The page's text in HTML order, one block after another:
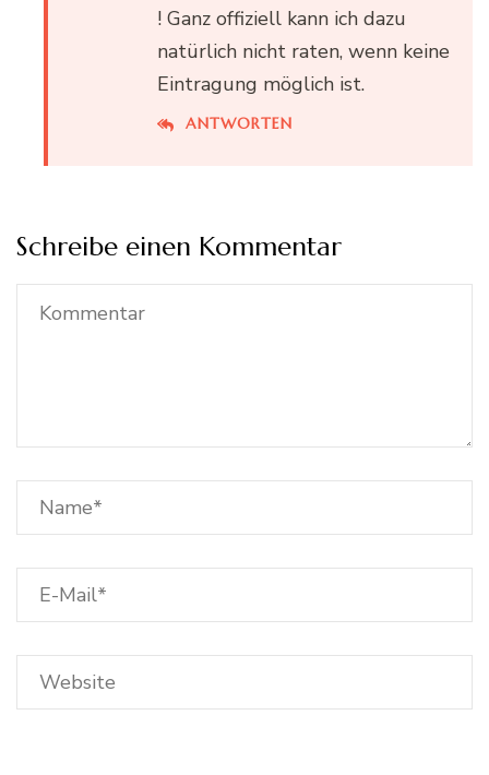
ANTWORTEN
! Ganz offiziell kann ich dazu
natürlich nicht raten, wenn keine
Eintragung möglich ist.
Schreibe einen Kommentar